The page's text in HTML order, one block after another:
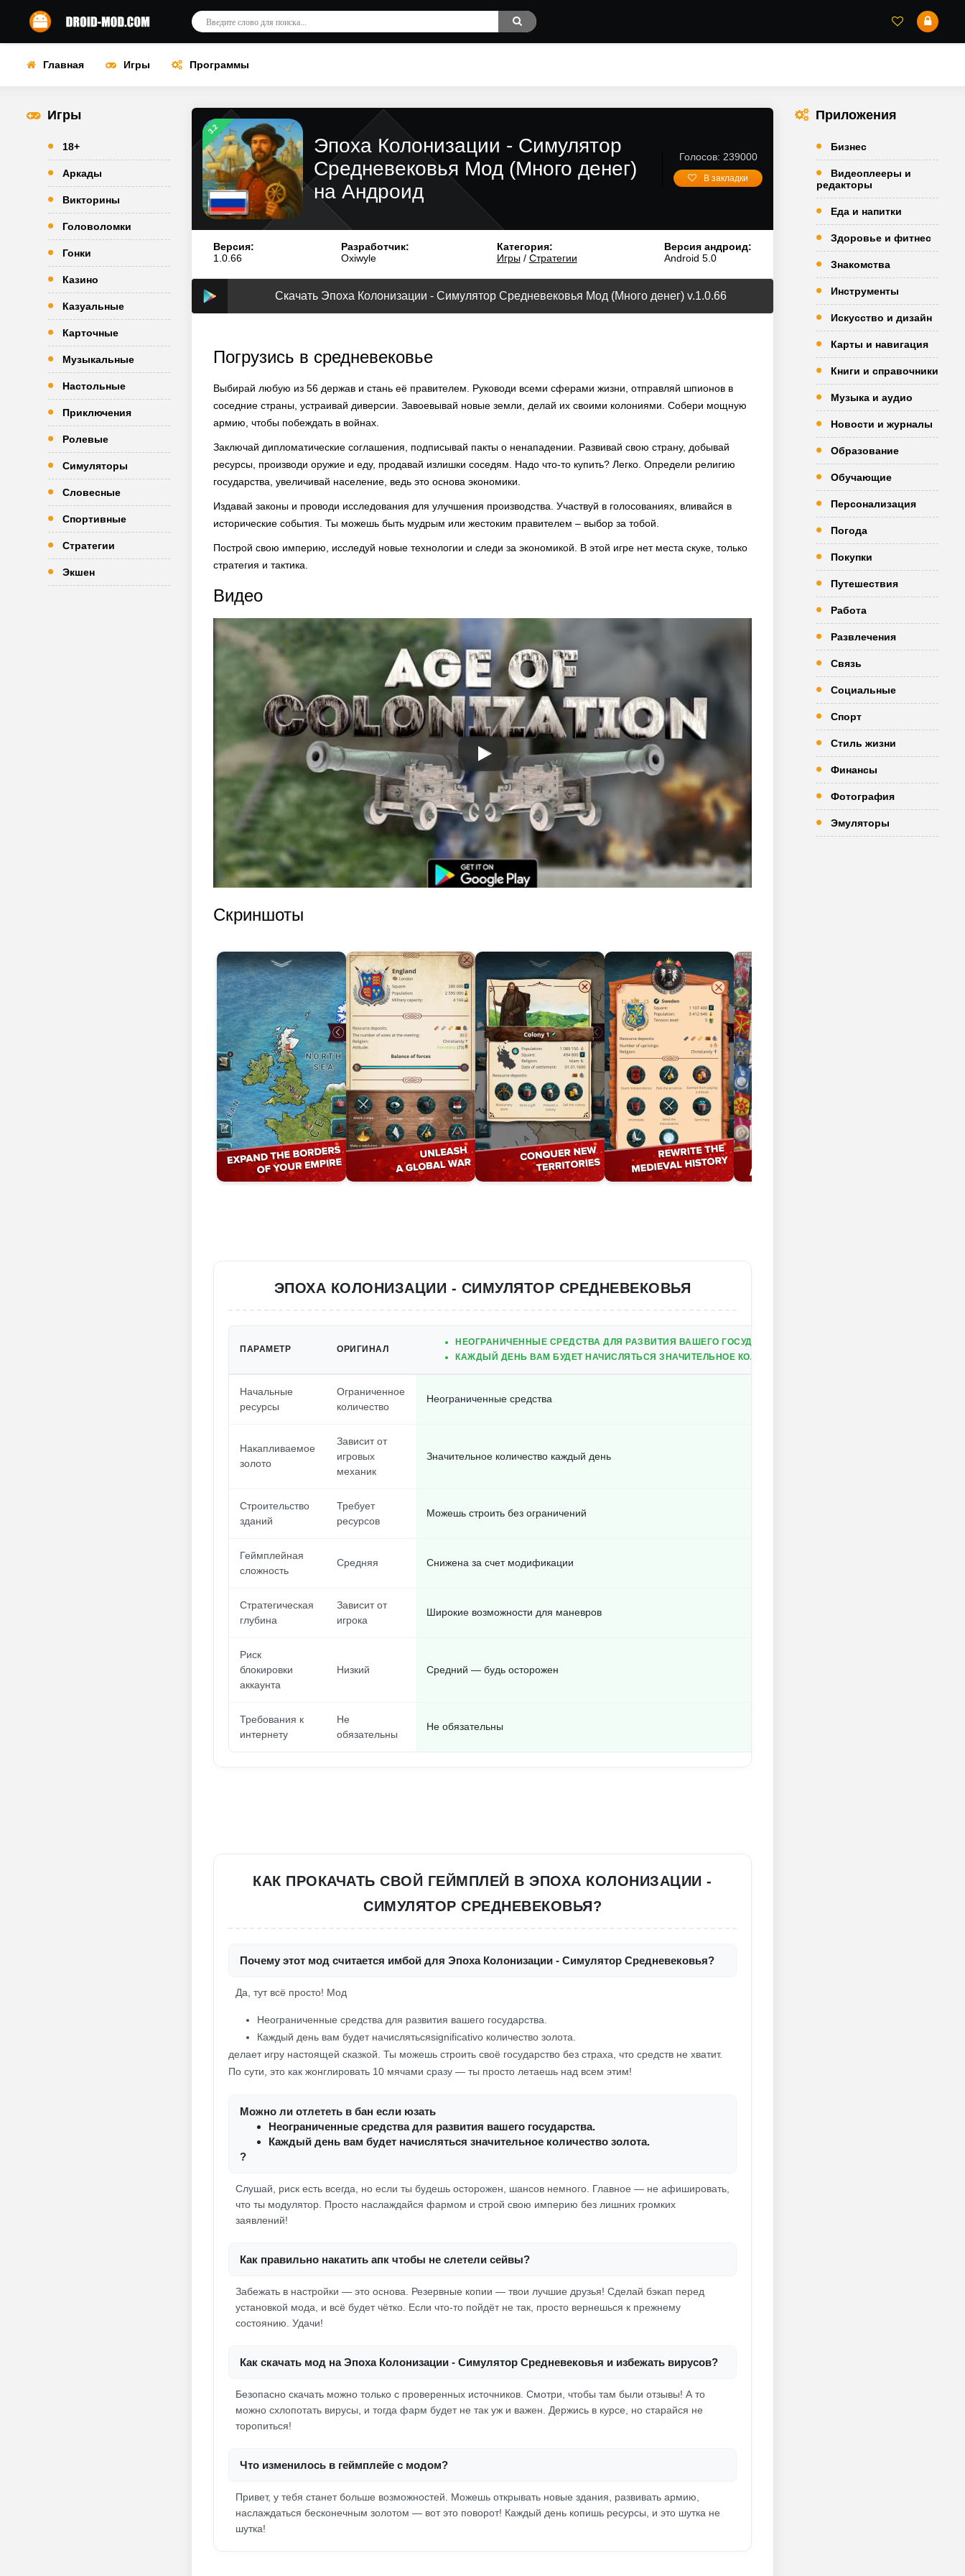
Главная Игры Программы
Игры
18+
Аркады
Викторины
Головоломки
Гонки
Казино
Казуальные
Карточные
Музыкальные
Настольные
Приключения
Ролевые
Симуляторы
Словесные
Спортивные
Стратегии
Экшен
3.2
Эпоха Колонизации - Симулятор
Средневековья Мод (Много денег)
на Андроид
Голосов: 239000
В закладки
Версия:
1.0.66
Разработчик:
Oxiwyle
Категория:
Игры/ Стратегии
Версия андроид:
Android 5.0
Скачать Эпоха Колонизации - Симулятор Средневековья Мод (Много денег) v.1.0.66
Погрузись в средневековье
Выбирай любую из 56 держав и стань её правителем. Руководи всеми сферами жизни, отправляй шпионов в
соседние страны, устраивай диверсии. Завоевывай новые земли, делай их своими колониями. Собери мощную
армию, чтобы побеждать в войнах.
Заключай дипломатические соглашения, подписывай пакты о ненападении. Развивай свою страну, добывай
ресурсы, производи оружие и еду, продавай излишки соседям. Надо что-то купить? Легко. Определи религию
государства, увеличивай население, ведь это основа экономики.
Издавай законы и проводи исследования для улучшения производства. Участвуй в голосованиях, вливайся в
исторические события. Ты можешь быть мудрым или жестоким правителем – выбор за тобой.
Построй свою империю, исследуй новые технологии и следи за экономикой. В этой игре нет места скуке, только
стратегия и тактика.
Видео
Скриншоты
ЭПОХА КОЛОНИЗАЦИИ - СИМУЛЯТОР СРЕДНЕВЕКОВЬЯ
ПАРАМЕТР ОРИГИНАЛ
НЕОГРАНИЧЕННЫЕ СРЕДСТВА ДЛЯ РАЗВИТИЯ ВАШЕГО ГОСУДАРСТВА.
КАЖДЫЙ ДЕНЬ ВАМ БУДЕТ НАЧИСЛЯТЬСЯ ЗНАЧИТЕЛЬНОЕ КОЛИЧЕСТВО ЗОЛОТА.
Начальные
ресурсы
Ограниченное
количество
Неограниченные средства
Накапливаемое
золото
Зависит от
игровых
механик
Значительное количество каждый день
Строительство
зданий
Требует
ресурсов
Можешь строить без ограничений
Геймплейная
сложность
Средняя Снижена за счет модификации
Стратегическая
глубина
Зависит от
игрока
Широкие возможности для маневров
Риск
блокировки
аккаунта
Низкий Средний — будь осторожен
Требования к
интернету
Не
обязательны
Не обязательны
КАК ПРОКАЧАТЬ СВОЙ ГЕЙМПЛЕЙ В ЭПОХА КОЛОНИЗАЦИИ -
СИМУЛЯТОР СРЕДНЕВЕКОВЬЯ?
Почему этот мод считается имбой для Эпоха Колонизации - Симулятор Средневековья?
Да, тут всё просто! Мод
Неограниченные средства для развития вашего государства.
Каждый день вам будет начислятьсяsignificativo количество золота.
делает игру настоящей сказкой. Ты можешь строить своё государство без страха, что средств не хватит.
По сути, это как жонглировать 10 мячами сразу — ты просто летаешь над всем этим!
Можно ли отлететь в бан если юзать
Неограниченные средства для развития вашего государства.
Каждый день вам будет начисляться значительное количество золота.
?
Слушай, риск есть всегда, но если ты будешь осторожен, шансов немного. Главное — не афишировать,
что ты модулятор. Просто наслаждайся фармом и строй свою империю без лишних громких
заявлений!
Как правильно накатить апк чтобы не слетели сейвы?
Забежать в настройки — это основа. Резервные копии — твои лучшие друзья! Сделай бэкап перед
установкой мода, и всё будет чётко. Если что-то пойдёт не так, просто вернешься к прежнему
состоянию. Удачи!
Как скачать мод на Эпоха Колонизации - Симулятор Средневековья и избежать вирусов?
Безопасно скачать можно только с проверенных источников. Смотри, чтобы там были отзывы! А то
можно схлопотать вирусы, и тогда фарм будет не так уж и важен. Держись в курсе, но старайся не
торопиться!
Что изменилось в геймплейе с модом?
Привет, у тебя станет больше возможностей. Можешь открывать новые здания, развивать армию,
наслаждаться бесконечным золотом — вот это поворот! Каждый день копишь ресурсы, и это шутка не
шутка!
Приложения
Бизнес
Видеоплееры и
редакторы
Еда и напитки
Здоровье и фитнес
Знакомства
Инструменты
Искусство и дизайн
Карты и навигация
Книги и справочники
Музыка и аудио
Новости и журналы
Образование
Обучающие
Персонализация
Погода
Покупки
Путешествия
Работа
Развлечения
Связь
Социальные
Спорт
Стиль жизни
Финансы
Фотография
Эмуляторы